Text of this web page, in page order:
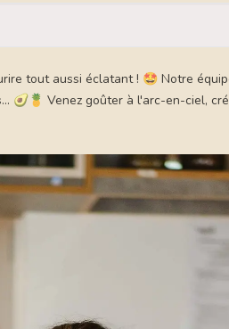
tout aussi éclatant ! 🤩 Notre
🥑🍍 Venez goûter à l'arc-en-ciel,